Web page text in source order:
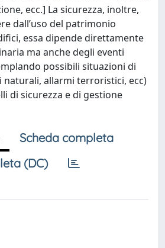
ecc.] La sicurezza, inoltre,
dall’uso del patrimonio
essa dipende direttamente
ma anche degli eventi
possibili situazioni di
naturali, allarmi terroristici, ecc)
di sicurezza e di gestione
Scheda completa
(DC)